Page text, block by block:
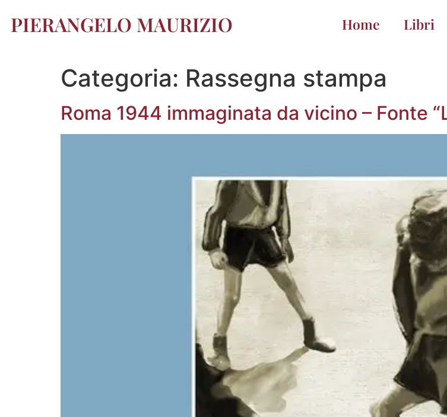
PIERANGELO MAURIZIO Home Libri
Categoria: Rassegna stampa
Roma 1944 immaginata da vicino – Fonte